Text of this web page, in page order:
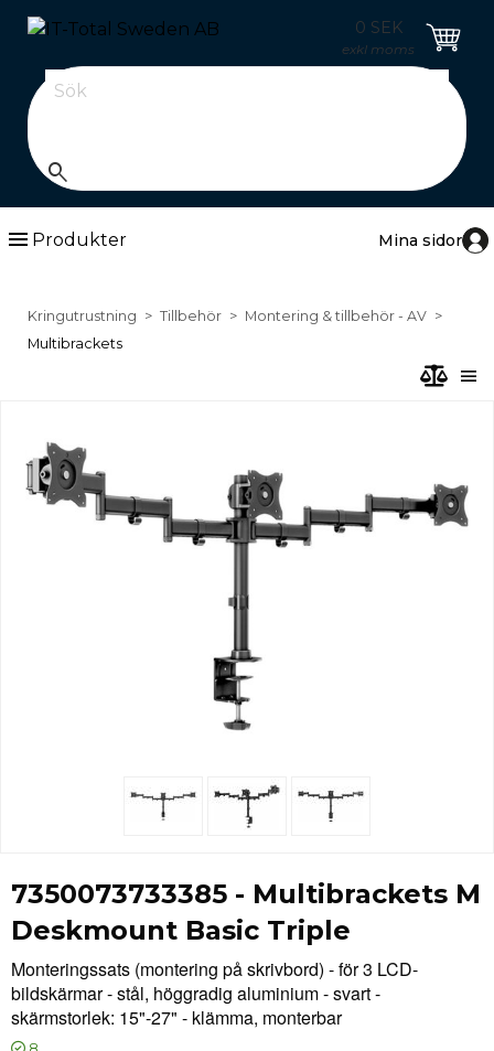
0 SEK
exkl moms
Sök
search
menu Produkter Mina sidor
Kringutrustning Tillbehör
Montering & tillbehör - AV
Multibrackets
menu
7350073733385 - Multibrackets M
Deskmount Basic Triple
Monteringssats (montering på skrivbord) - för 3 LCD-
bildskärmar - stål, höggradig aluminium - svart -
skärmstorlek: 15"-27" - klämma, monterbar
8